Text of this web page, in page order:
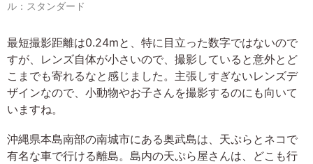
ル：スタンダード
最短撮影距離は0.24mと、特に目立った数字ではないので
すが、レンズ自体が小さいので、撮影していると意外とど
こまでも寄れるなと感じました。主張しすぎないレンズデ
ザインなので、小動物やお子さんを撮影するのにも向いて
いますね。
沖縄県本島南部の南城市にある奥武島は、天ぷらとネコで
有名な車で行ける離島。島内の天ぷら屋さんは、どこも行